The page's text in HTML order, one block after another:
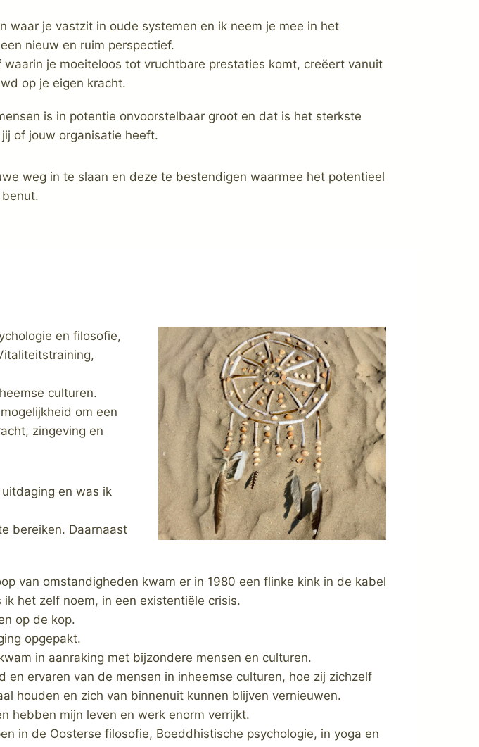
waar je vastzit in oude systemen en ik neem je mee in het
nieuw en ruim perspectief.
waarin je moeiteloos tot vruchtbare prestaties komt, creëert vanuit
op je eigen kracht.
is in potentie onvoorstelbaar groot en dat is het sterkste
of jouw organisatie heeft.
weg in te slaan en deze te bestendigen waarmee het potentieel
en filosofie,
culturen.
om een
zingeving en
en was ik
bereiken. Daarnaast
van omstandigheden kwam er in 1980 een flinke kink in de kabel
ik het zelf noem, in een existentiële crisis.
op de kop.
opgepakt.
in aanraking met bijzondere mensen en culturen.
en ervaren van de mensen in inheemse culturen, hoe zij zichzelf
houden en zich van binnenuit kunnen blijven vernieuwen.
hebben mijn leven en werk enorm verrijkt.
in de Oosterse filosofie, Boeddhistische psychologie, in yoga en